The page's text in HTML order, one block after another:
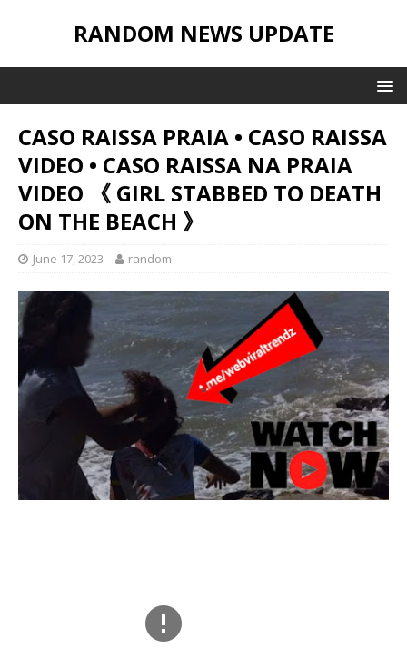
RANDOM NEWS UPDATE
CASO RAISSA PRAIA • CASO RAISSA
VIDEO • CASO RAISSA NA PRAIA
VIDEO 《 GIRL STABBED TO DEATH
ON THE BEACH 》
June 17, 2023 random